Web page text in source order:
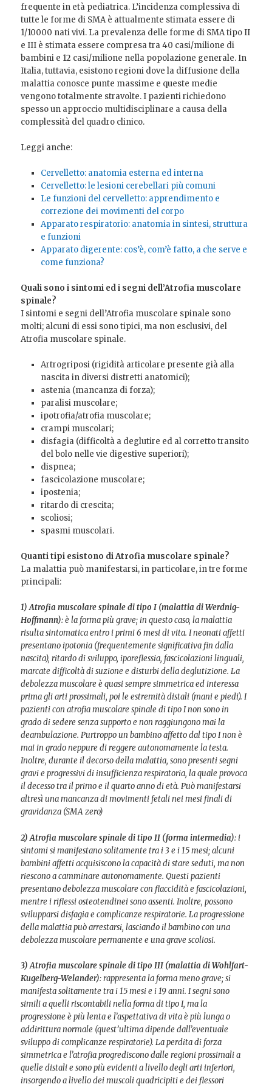
frequente in età pediatrica. L’incidenza complessiva di
tutte le forme di SMA è attualmente stimata essere di
1/10000 nati vivi. La prevalenza delle forme di SMA tipo II
e III è stimata essere compresa tra 40 casi/milione di
bambini e 12 casi/milione nella popolazione generale. In
Italia, tuttavia, esistono regioni dove la diffusione della
malattia conosce punte massime e queste medie
vengono totalmente stravolte. I pazienti richiedono
spesso un approccio multidisciplinare a causa della
complessità del quadro clinico.
Leggi anche:
Cervelletto: anatomia esterna ed interna
Cervelletto: le lesioni cerebellari più comuni
Le funzioni del cervelletto: apprendimento e
correzione dei movimenti del corpo
Apparato respiratorio: anatomia in sintesi, struttura
e funzioni
Apparato digerente: cos’è, com’è fatto, a che serve e
come funziona?
Quali sono i sintomi ed i segni dell’Atrofia muscolare
spinale?
I sintomi e segni dell’Atrofia muscolare spinale sono
molti; alcuni di essi sono tipici, ma non esclusivi, del
Atrofia muscolare spinale.
Artrogriposi (rigidità articolare presente già alla
nascita in diversi distretti anatomici);
astenia (mancanza di forza);
paralisi muscolare;
ipotrofia/atrofia muscolare;
crampi muscolari;
disfagia (difficoltà a deglutire ed al corretto transito
del bolo nelle vie digestive superiori);
dispnea;
fascicolazione muscolare;
ipostenia;
ritardo di crescita;
scoliosi;
spasmi muscolari.
Quanti tipi esistono di Atrofia muscolare spinale?
La malattia può manifestarsi, in particolare, in tre forme
principali:
1) Atrofia muscolare spinale di tipo I (malattia di Werdnig-
Hoffmann): è la forma più grave; in questo caso, la malattia
risulta sintomatica entro i primi 6 mesi di vita. I neonati affetti
presentano ipotonia (frequentemente significativa fin dalla
nascita), ritardo di sviluppo, iporeflessia, fascicolazioni linguali,
marcate difficoltà di suzione e disturbi della deglutizione. La
debolezza muscolare è quasi sempre simmetrica ed interessa
prima gli arti prossimali, poi le estremità distali (mani e piedi). I
pazienti con atrofia muscolare spinale di tipo I non sono in
grado di sedere senza supporto e non raggiungono mai la
deambulazione. Purtroppo un bambino affetto dal tipo I non è
mai in grado neppure di reggere autonomamente la testa.
Inoltre, durante il decorso della malattia, sono presenti segni
gravi e progressivi di insufficienza respiratoria, la quale provoca
il decesso tra il primo e il quarto anno di età. Può manifestarsi
altresì una mancanza di movimenti fetali nei mesi finali di
gravidanza (SMA zero)
2) Atrofia muscolare spinale di tipo II (forma intermedia): i
sintomi si manifestano solitamente tra i 3 e i 15 mesi; alcuni
bambini affetti acquisiscono la capacità di stare seduti, ma non
riescono a camminare autonomamente. Questi pazienti
presentano debolezza muscolare con flaccidità e fascicolazioni,
mentre i riflessi osteotendinei sono assenti. Inoltre, possono
svilupparsi disfagia e complicanze respiratorie. La progressione
della malattia può arrestarsi, lasciando il bambino con una
debolezza muscolare permanente e una grave scoliosi.
3) Atrofia muscolare spinale di tipo III (malattia di Wohlfart-
Kugelberg-Welander): rappresenta la forma meno grave; si
manifesta solitamente tra i 15 mesi e i 19 anni. I segni sono
simili a quelli riscontabili nella forma di tipo I, ma la
progressione è più lenta e l’aspettativa di vita è più lunga o
addirittura normale (quest’ultima dipende dall’eventuale
sviluppo di complicanze respiratorie). La perdita di forza
simmetrica e l’atrofia progrediscono dalle regioni prossimali a
quelle distali e sono più evidenti a livello degli arti inferiori,
insorgendo a livello dei muscoli quadricipiti e dei flessori